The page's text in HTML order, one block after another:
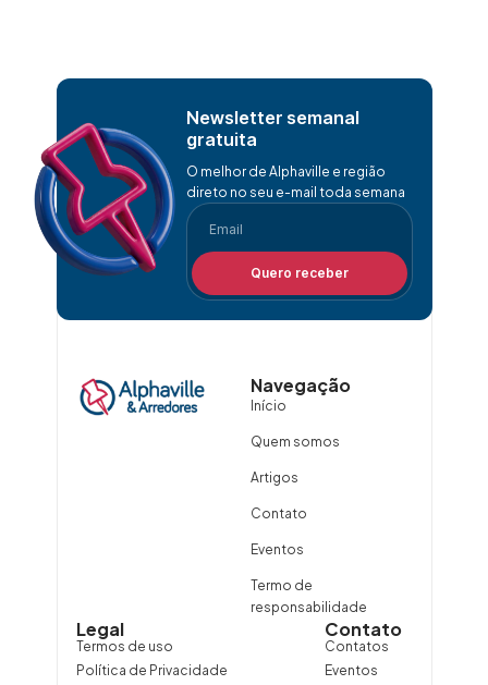
Newsletter semanal
gratuita
O melhor de Alphaville e região
direto no seu e-mail toda semana
Quero receber
Navegação
Início
Quem somos
Artigos
Contato
Eventos
Termo de
responsabilidade
Contato
Contatos
Eventos
Legal
Termos de uso
Política de Privacidade